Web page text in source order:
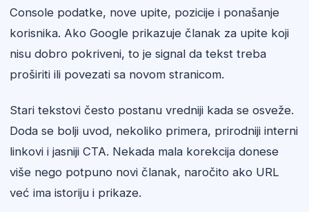
Console podatke, nove upite, pozicije i ponašanje
korisnika. Ako Google prikazuje članak za upite koji
nisu dobro pokriveni, to je signal da tekst treba
proširiti ili povezati sa novom stranicom.
Stari tekstovi često postanu vredniji kada se osveže.
Doda se bolji uvod, nekoliko primera, prirodniji interni
linkovi i jasniji CTA. Nekada mala korekcija donese
više nego potpuno novi članak, naročito ako URL
već ima istoriju i prikaze.